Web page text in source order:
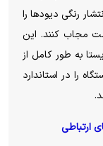
رنگی دیود‌ها را
مجاب کنند. این
به طور کامل از
را در استاندارد
ارتباطی